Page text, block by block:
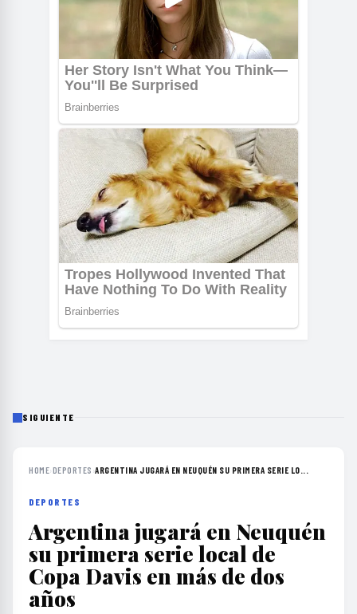
SIGUIENTE
HOME›DEPORTES ›ARGENTINA JUGARÁ EN NEUQUÉN SU PRIMERA SERIE LO...
DEPORTES
Argentina jugará en Neuquén
su primera serie local de
Copa Davis en más de dos
años